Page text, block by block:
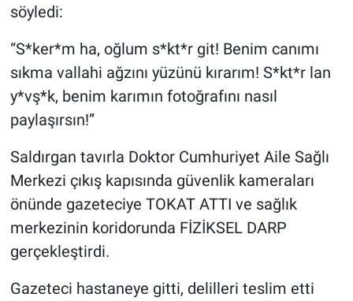
söyledi:
“S*ker*m ha, oğlum s*kt*r git! Benim canımı
sıkma vallahi ağzını yüzünü kırarım! S*kt*r lan
y*vş*k, benim karımın fotoğrafını nasıl
paylaşırsın!”
Saldırgan tavırla Doktor Cumhuriyet Aile Sağlı
Merkezi çıkış kapısında güvenlik kameraları
önünde gazeteciye TOKAT ATTI ve sağlık
merkezinin koridorunda FİZİKSEL DARP
gerçekleştirdi.
Gazeteci hastaneye gitti, delilleri teslim etti